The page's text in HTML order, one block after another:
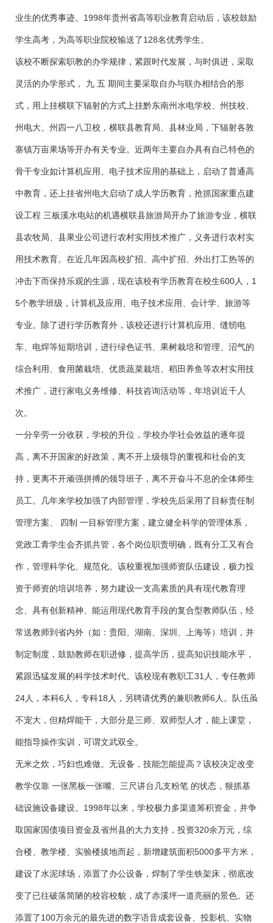
业生的优秀事迹。1998年贵州省高等职业教育启动后，该校鼓励
学生高考，为高等职业院校输送了128名优秀学生。
该校不断探索职教的办学规律，紧跟时代发展，与时俱进，采取
灵活的办学形式， 九 五 期间主要采取自办与联办相结合的形
式，用上挂横联下辐射的方式上挂黔东南州水电学校、州技校、
州电大、州四一八卫校，横联县教育局、县林业局，下辐射各敦
寨镇万亩果场等开办有关专业。近两年主要自办具有自己特色的
骨干专业如计算机应用、电子技术应用的基础上，启动了普通高
中教育，还上挂省州电大启动了成人学历教育，抢抓国家重点建
设工程 三板溪水电站的机遇横联县旅游局开办了旅游专业，横联
县农牧局、县果业公司进行农村实用技术推广，义务进行农村实
用技术教育。在近几年因高校扩招、高中扩招、外出打工热等的
冲击下而保持乐观的生源，现在该校有学历教育在校生600人，1
5个教学班级，计算机及应用、电子技术应用、会计学、旅游等
专业。除了进行学历教育外，该校还进行计算机应用、缝纫电
车、电焊等短期培训，进行绿色证书、果树栽培和管理、沼气的
综合利用、食用菌栽培、优质蔬菜栽培、稻田养鱼等农村实用技
术推广，进行家电义务维修、科技咨询活动等，年培训近千人
次。
一分辛劳一分收获，学校的升位，学校办学社会效益的逐年提
高，离不开国家的好政策，离不开上级领导的重视和社会的支
持，更离不开顽强拼搏的领导班子，离不开奋斗不息的全体师生
员工。几年来学校加强了内部管理，学校先后采用了目标责任制
管理方案、 四制 一目标管理方案，建立健全科学的管理体系，
党政工青学生会齐抓共管，各个岗位职责明确，既有分工又有合
作，管理科学化、规范化。该校重视加强师资队伍建设，极力投
资于师资的培训培养，努力建设一支高素质的具有现代教育理
念、具有创新精神、能运用现代教育手段的复合型教师队伍，经
常送教师到省内外（如：贵阳、湖南、深圳、上海等）培训，并
制定制度，鼓励教师在职进修，提高学历，提高知识技能水平，
紧跟迅猛发展的科学技术时代。该校现有教职工31人，专任教师
24人，本科6人，专科18人，另聘请优秀的兼职教师6人。队伍虽
不宠大，但精焊能干，大部分是三师、双师型人才，能上课堂，
能指导操作实训，可谓文武双全。
无米之炊，巧妇也难做。无设备，技能怎能提高？该校决定改变
教学仅靠 一张黑板一张嘴、三尺讲台几支粉笔 的状态，狠抓基
础设施设备建设。1998年以来，学校极力多渠道筹积资金，并争
取国家国债项目资金及省州县的大力支持，投资320余万元，综
合楼、教学楼、实验楼拔地而起，新增建筑面积5000多平方米，
建设了水泥球场，添置了办公设备，焊制了学生铁架床，彻底改
变了已往破落简陋的校容校貌，成了赤溪坪一道亮丽的景色。还
添置了100万余元的最先进的数字语音成套设备、投影机、实物